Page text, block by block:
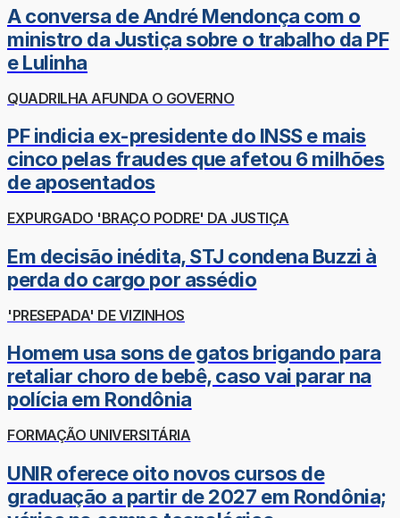
A conversa de André Mendonça com o
ministro da Justiça sobre o trabalho da PF
e Lulinha
QUADRILHA AFUNDA O GOVERNO
PF indicia ex-presidente do INSS e mais
cinco pelas fraudes que afetou 6 milhões
de aposentados
EXPURGADO 'BRAÇO PODRE' DA JUSTIÇA
Em decisão inédita, STJ condena Buzzi à
perda do cargo por assédio
'PRESEPADA' DE VIZINHOS
Homem usa sons de gatos brigando para
retaliar choro de bebê, caso vai parar na
polícia em Rondônia
FORMAÇÃO UNIVERSITÁRIA
UNIR oferece oito novos cursos de
graduação a partir de 2027 em Rondônia;